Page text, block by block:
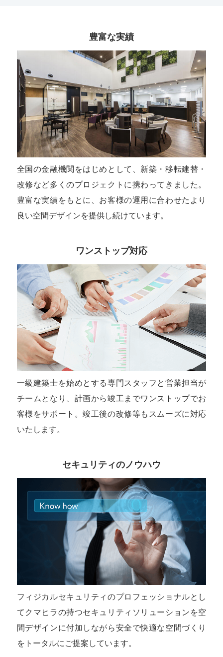
豊富な実績
全国の金融機関をはじめとして、新築・移転建替・
改修など多くのプロジェクトに携わってきました。
豊富な実績をもとに、お客様の運用に合わせたより
良い空間デザインを提供し続けています。
ワンストップ対応
一級建築士を始めとする専門スタッフと営業担当が
チームとなり、計画から竣工までワンストップでお
客様をサポート。竣工後の改修等もスムーズに対応
いたします。
セキュリティのノウハウ
フィジカルセキュリティのプロフェッショナルとし
てクマヒラの持つセキュリティソリューションを空
間デザインに付加しながら安全で快適な空間づくり
をトータルにご提案しています。